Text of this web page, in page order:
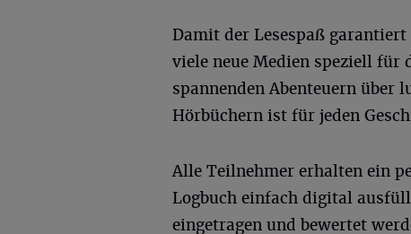
Damit der Lesespaß
viele neue Medien speziell für
spannenden Abenteuern über
Hörbüchern ist für jeden
Alle Teilnehmer erhalten ein
Logbuch einfach digital
eingetragen und bewertet